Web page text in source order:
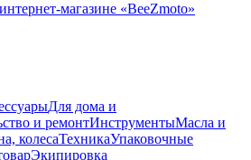
магазине «BeeZmoto»
Для дома и
и ремонтИнструментыМасла и
колесаТехникаУпаковочные
Экипировка